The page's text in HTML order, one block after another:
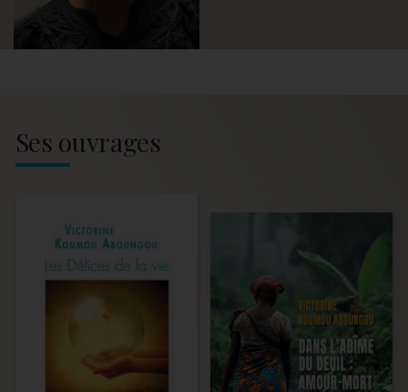
Ses ouvrages